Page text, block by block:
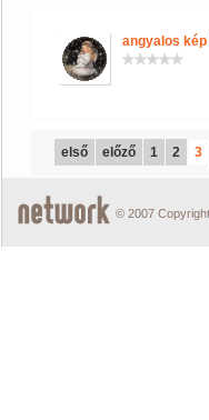
angyalos kép
első előző 1 2 3
© 2007